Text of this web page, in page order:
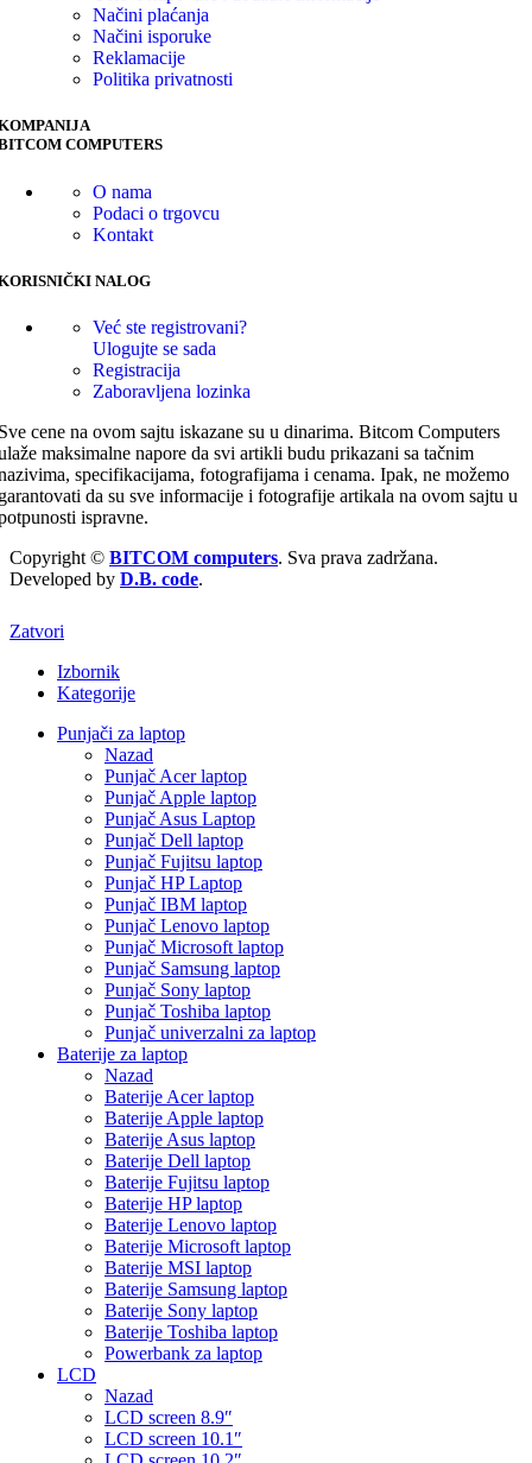
Načini plaćanja
Načini isporuke
Reklamacije
Politika privatnosti
COMPUTERS
O nama
Podaci o trgovcu
Kontakt
NALOG
Već ste registrovani?
Ulogujte se sada
Registracija
Zaboravljena lozinka
cene na ovom sajtu iskazane su u dinarima. Bitcom Computers
maksimalne napore da svi artikli budu prikazani sa tačnim
specifikacijama, fotografijama i cenama. Ipak, ne možemo
da su sve informacije i fotografije artikala na ovom sajtu u
ispravne.
Copyright © BITCOM computers. Sva prava zadržana.
Developed by D.B. code.
Zatvori
Izbornik
Kategorije
Punjači za laptop
Nazad
Punjač Acer laptop
Punjač Apple laptop
Punjač Asus Laptop
Punjač Dell laptop
Punjač Fujitsu laptop
Punjač HP Laptop
Punjač IBM laptop
Punjač Lenovo laptop
Punjač Microsoft laptop
Punjač Samsung laptop
Punjač Sony laptop
Punjač Toshiba laptop
Punjač univerzalni za laptop
Baterije za laptop
Nazad
Baterije Acer laptop
Baterije Apple laptop
Baterije Asus laptop
Baterije Dell laptop
Baterije Fujitsu laptop
Baterije HP laptop
Baterije Lenovo laptop
Baterije Microsoft laptop
Baterije MSI laptop
Baterije Samsung laptop
Baterije Sony laptop
Baterije Toshiba laptop
Powerbank za laptop
LCD
Nazad
LCD screen 8.9″
LCD screen 10.1″